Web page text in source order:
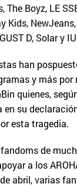
The Boyz, LE
Kids,
D, Solar y
han
y más
quienes,
su
esta tragedia.
de
a los
abril, varias